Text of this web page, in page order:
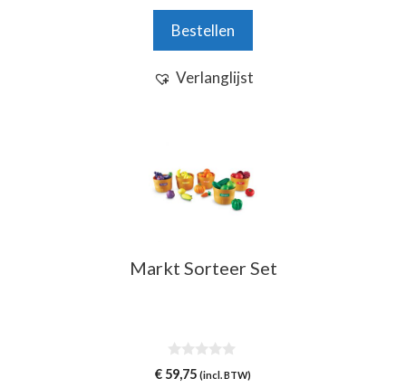
5Bestellen
Verlanglijst
Markt Sorteer Set
0
v
€ 59,75 (incl. BTW)